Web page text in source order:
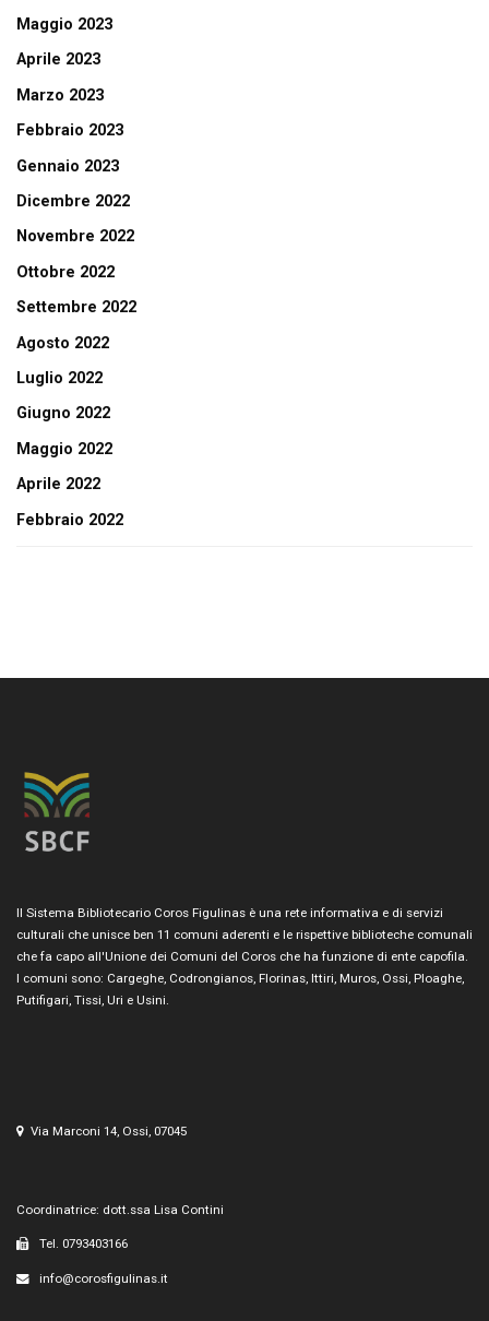
Maggio 2023
Aprile 2023
Marzo 2023
Febbraio 2023
Gennaio 2023
Dicembre 2022
Novembre 2022
Ottobre 2022
Settembre 2022
Agosto 2022
Luglio 2022
Giugno 2022
Maggio 2022
Aprile 2022
Febbraio 2022
Il Sistema Bibliotecario Coros Figulinas è una rete informativa e di servizi
culturali che unisce ben 11 comuni aderenti e le rispettive biblioteche comunali
che fa capo all'Unione dei Comuni del Coros che ha funzione di ente capofila.
I comuni sono: Cargeghe, Codrongianos, Florinas, Ittiri, Muros, Ossi, Ploaghe,
Putifigari, Tissi, Uri e Usini.
Via Marconi 14, Ossi, 07045
Coordinatrice: dott.ssa Lisa Contini
Tel. 0793403166
info@corosfigulinas.it